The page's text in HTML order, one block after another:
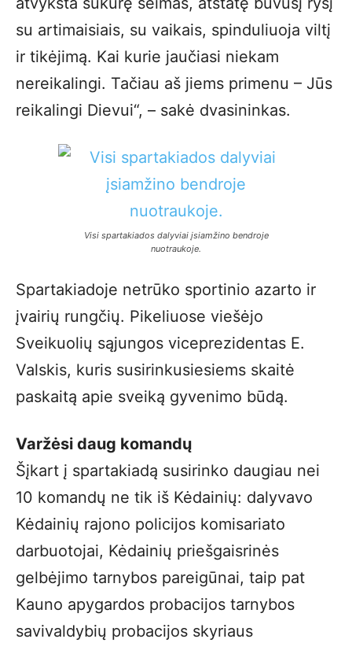
su artimaisiais, su vaikais, spinduliuoja viltį
ir tikėjimą. Kai kurie jaučiasi niekam
nereikalingi. Tačiau aš jiems primenu – Jūs
reikalingi Dievui“, – sakė dvasininkas.
Visi spartakiados dalyviai įsiamžino bendroje
nuotraukoje.
Spartakiadoje netrūko sportinio azarto ir
įvairių rungčių. Pikeliuose viešėjo
Sveikuolių sąjungos viceprezidentas E.
Valskis, kuris susirinkusiesiems skaitė
paskaitą apie sveiką gyvenimo būdą.
Varžėsi daug komandų
Šįkart į spartakiadą susirinko daugiau nei
10 komandų ne tik iš Kėdainių: dalyvavo
Kėdainių rajono policijos komisariato
darbuotojai, Kėdainių priešgaisrinės
gelbėjimo tarnybos pareigūnai, taip pat
Kauno apygardos probacijos tarnybos
savivaldybių probacijos skyriaus